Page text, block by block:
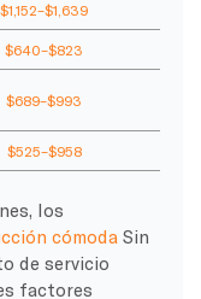
$1,152–$1,639
$640–$823
$689–$993
$525–$958
los
cómodaSin
de servicio
factores